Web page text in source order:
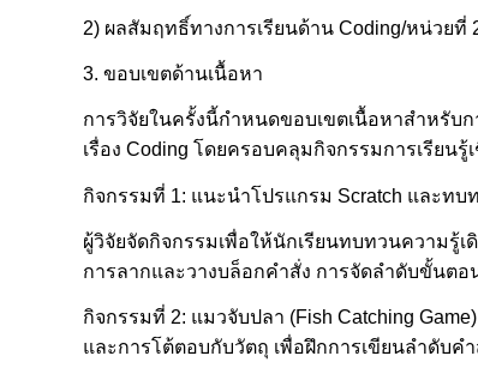
2) ผลสัมฤทธิ์ทางการเรียนด้าน Coding/หน่วยที่
3. ขอบเขตด้านเนื้อหา
การวิจัยในครั้งนี้กำหนดขอบเขตเนื้อหาสำหรับ
เรื่อง Coding โดยครอบคลุมกิจกรรมการเรียน
กิจกรรมที่ 1: แนะนำโปรแกรม Scratch และทบ
ผู้วิจัยจัดกิจกรรมเพื่อให้นักเรียนทบทวนความรู้
การลากและวางบล็อกคำสั่ง การจัดลำดับขั้นต
กิจกรรมที่ 2: แมวจับปลา (Fish Catching
และการโต้ตอบกับวัตถุ เพื่อฝึกการเขียนลำดับค